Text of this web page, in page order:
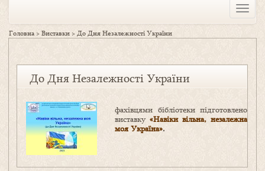
Toggle
Головна >Виставки >До Дня Незалежності України
До Дня Незалежності України
фахівцями бібліотеки підготовлено
виставку«Навіки вільна, незалежна
моя Україна».